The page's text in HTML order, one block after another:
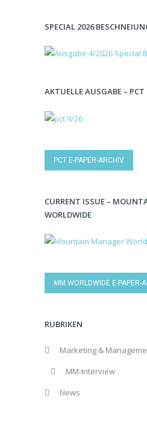
SPECIAL 2026
AKTUELLE AUSGABE – PCT
PCT E-PAPER-ARCHIV
CURRENT ISSUE –
WORLDWIDE
MM WORLDWIDE E-PAPER-
RUBRIKEN
Marketing &
MM-Interview
News